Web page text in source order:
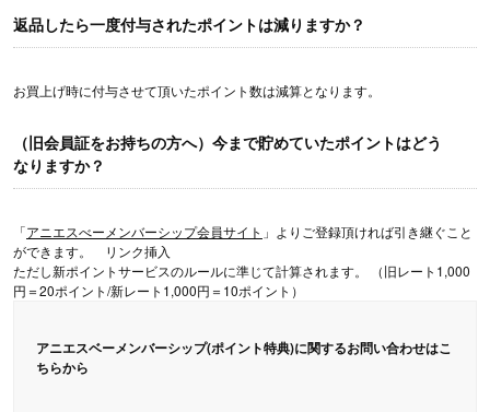
返品したら一度付与されたポイントは減りますか？
お買上げ時に付与させて頂いたポイント数は減算となります。
（旧会員証をお持ちの方へ）今まで貯めていたポイントはどう
なりますか？
「アニエスべーメンバーシップ会員サイト 」よりご登録頂ければ引き継ぐこと
ができます。 リンク挿入
ただし新ポイントサービスのルールに準じて計算されます。 （旧レート1,000
円＝20ポイント/新レート1,000円＝10ポイント）
アニエスベーメンバーシップ(ポイント特典)に関するお問い合わせはこ
ちらから